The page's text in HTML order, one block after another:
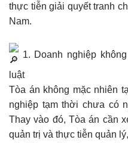
thực tiễn giải quyết tranh
Nam.
1. Doanh nghiệp
luật
Tòa án không mặc nhiên
nghiệp tạm thời chưa có
Thay vào đó, Tòa án cần
quản trị và thực tiễn quản